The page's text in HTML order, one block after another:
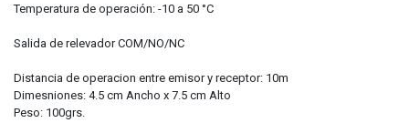
Temperatura de operación: -10 a 50 °C
Salida de relevador COM/NO/NC
Distancia de operacion entre emisor y receptor: 10m
Dimesniones: 4.5 cm Ancho x 7.5 cm Alto
Peso: 100grs.